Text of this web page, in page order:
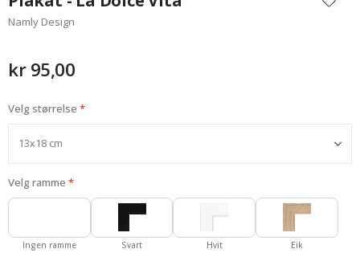
begynnelsen
av
Namly Design
kr 95,00
Velg størrelse
Velg ramme
Ingen ramme Svart Hvit Eik